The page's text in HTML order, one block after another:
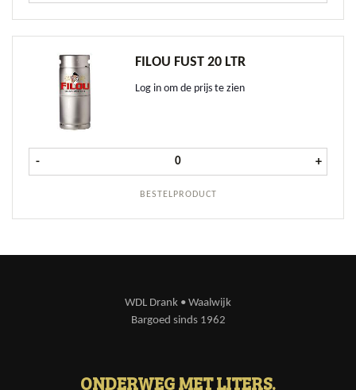
FILOU FUST 20 LTR
Log in om de prijs te zien
BESTELPRODUCT
- Filou fust 20 ltr aantal +
WDL Drank • Waalwijk
Bargoed sinds 1962
ONDERWEG MET LITERS.